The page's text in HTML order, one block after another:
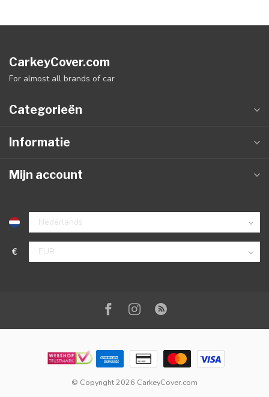
CarkeyCover.com
For almost all brands of car
Categorieën
Informatie
Mijn account
€
© Copyright 2026 CarkeyCover.com